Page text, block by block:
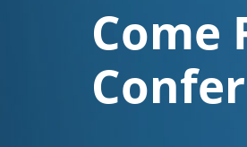
Come